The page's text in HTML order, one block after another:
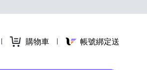
購物車 帳號綁定送